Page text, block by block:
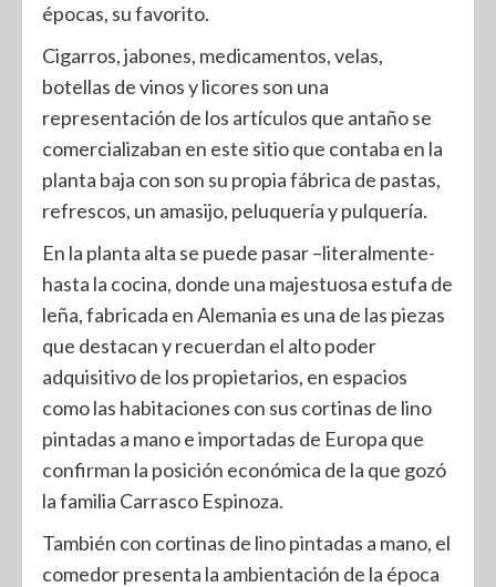
épocas, su favorito.
Cigarros, jabones, medicamentos, velas,
botellas de vinos y licores son una
representación de los artículos que antaño se
comercializaban en este sitio que contaba en la
planta baja con son su propia fábrica de pastas,
refrescos, un amasijo, peluquería y pulquería.
En la planta alta se puede pasar –literalmente-
hasta la cocina, donde una majestuosa estufa de
leña, fabricada en Alemania es una de las piezas
que destacan y recuerdan el alto poder
adquisitivo de los propietarios, en espacios
como las habitaciones con sus cortinas de lino
pintadas a mano e importadas de Europa que
confirman la posición económica de la que gozó
la familia Carrasco Espinoza.
También con cortinas de lino pintadas a mano, el
comedor presenta la ambientación de la época